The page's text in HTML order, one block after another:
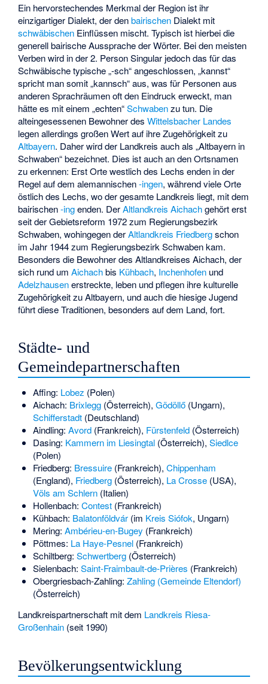
Ein hervorstechendes Merkmal der Region ist ihr
einzigartiger Dialekt, der denbairischen Dialekt mit
schwäbischen Einflüssen mischt. Typisch ist hierbei die
generell bairische Aussprache der Wörter. Bei den meisten
Verben wird in der 2. Person Singular jedoch das für das
Schwäbische typische „-sch“ angeschlossen, „kannst“
spricht man somit „kannsch“ aus, was für Personen aus
anderen Sprachräumen oft den Eindruck erweckt, man
hätte es mit einem „echten“Schwabenzu tun. Die
alteingesessenen Bewohner desWittelsbacher Landes
legen allerdings großen Wert auf ihre Zugehörigkeit zu
Altbayern. Daher wird der Landkreis auch als „Altbayern in
Schwaben“ bezeichnet. Dies ist auch an den Ortsnamen
zu erkennen: Erst Orte westlich des Lechs enden in der
Regel auf dem alemannischen-ingen, während viele Orte
östlich des Lechs, wo der gesamte Landkreis liegt, mit dem
bairischen-ingenden. DerAltlandkreis Aichachgehört erst
seit der Gebietsreform 1972 zum Regierungsbezirk
Schwaben, wohingegen derAltlandkreis Friedbergschon
im Jahr 1944 zum Regierungsbezirk Schwaben kam.
Besonders die Bewohner des Altlandkreises Aichach, der
sich rund umAichachbis Kühbach, Inchenhofen und
Adelzhausenerstreckte, leben und pflegen ihre kulturelle
Zugehörigkeit zu Altbayern, und auch die hiesige Jugend
führt diese Traditionen, besonders auf dem Land, fort.
Städte- und
Gemeindepartnerschaften
Affing: Lobez (Polen)
Aichach: Brixlegg(Österreich), Gödöllő(Ungarn),
Schifferstadt(Deutschland)
Aindling: Avord(Frankreich), Fürstenfeld(Österreich)
Dasing: Kammern im Liesingtal(Österreich), Siedlce
(Polen)
Friedberg: Bressuire(Frankreich), Chippenham
(England), Friedberg(Österreich), La Crosse(USA),
Völs am Schlern(Italien)
Hollenbach: Contest(Frankreich)
Kühbach: Balatonföldvár(im Kreis Siófok, Ungarn)
Mering: Ambérieu-en-Bugey (Frankreich)
Pöttmes: La Haye-Pesnel(Frankreich)
Schiltberg: Schwertberg(Österreich)
Sielenbach: Saint-Fraimbault-de-Prières (Frankreich)
Obergriesbach-Zahling: Zahling (Gemeinde Eltendorf)
(Österreich)
Landkreispartnerschaft mit dem Landkreis Riesa-
Großenhain (seit 1990)
Bevölkerungsentwicklung